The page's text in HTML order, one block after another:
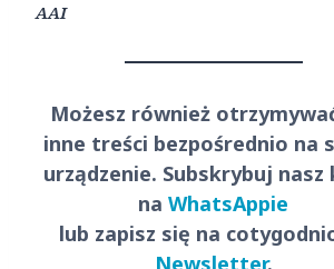
AAI
Możesz również
inne treści bezpośrednio na
urządzenie. Subskrybuj nasz
naWhatsAppie
lub zapisz się na